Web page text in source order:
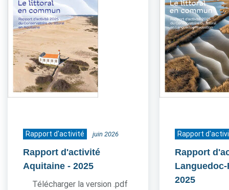
Rapport d'activité juin 2026
Rapport d'activité
Aquitaine - 2025
Télécharger la version .pdf
Rapport
Rapport
2025